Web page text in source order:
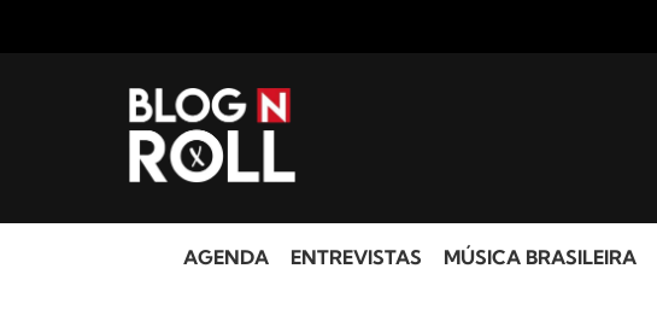
AGENDA ENTREVISTAS MÚSICA BRASILEIRA